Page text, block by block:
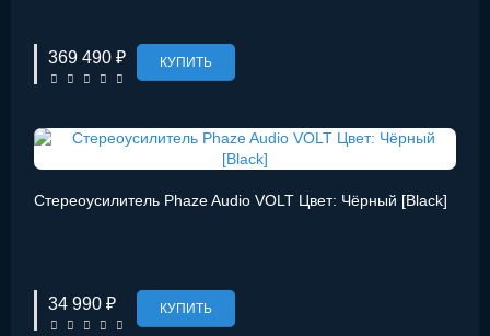
369 490 ₽ КУПИТЬ
Стереоусилитель Phaze Audio VOLT Цвет: Чёрный [Black]
34 990 ₽ КУПИТЬ